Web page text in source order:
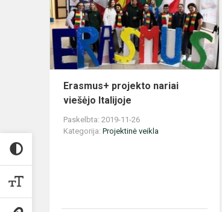
Erasmus+ projekto nariai
viešėjo Italijoje
Paskelbta: 2019-11-26
Kategorija: Projektinė veikla